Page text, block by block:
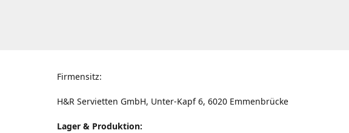
Firmensitz:
H&R Servietten GmbH, Unter-Kapf 6, 6020 Emmenbrücke
Lager & Produktion: